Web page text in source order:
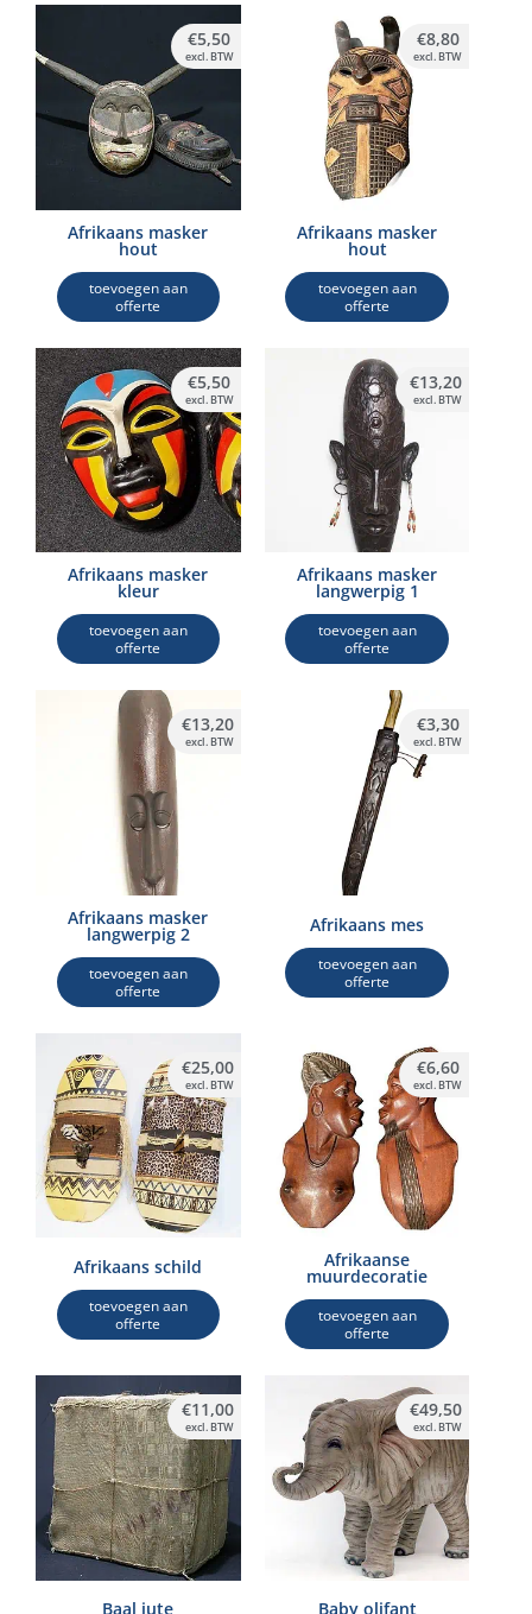
Afrikaans masker
hout
toevoegen aan
offerte
€5,50
excl. BTW
Afrikaans masker
hout
toevoegen aan
offerte
€8,80
excl. BTW
Afrikaans masker
kleur
toevoegen aan
offerte
€5,50
excl. BTW
Afrikaans masker
langwerpig 1
toevoegen aan
offerte
€13,20
excl. BTW
Afrikaans masker
langwerpig 2
toevoegen aan
offerte
€13,20
excl. BTW
Afrikaans mes
toevoegen aan
offerte
€3,30
excl. BTW
Afrikaans schild
toevoegen aan
offerte
€25,00
excl. BTW
Afrikaanse
muurdecoratie
toevoegen aan
offerte
€6,60
excl. BTW
Baal jute
€11,00
excl. BTW
Baby olifant
€49,50
excl. BTW